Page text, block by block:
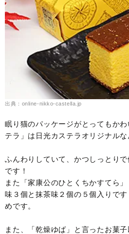
出典：online-nikko-castella.jp
眠り猫のパッケージがとってもか
テラ」は日光カステラオリジナルな
ふんわりしていて、かつしっとり
です！
また「家康公のひとくちかすてら
味３個と抹茶味２個の５個入りで
めです。
また、「乾燥ゆば」と言ったお菓